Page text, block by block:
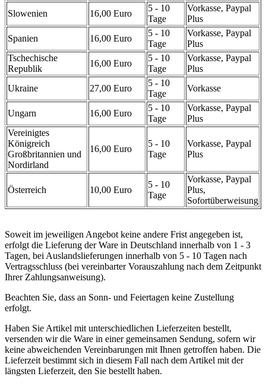
Slowenien
16,00 Euro
5 - 10
Tage
Vorkasse, Paypal
Plus
Spanien
16,00 Euro
5 - 10
Tage
Vorkasse, Paypal
Plus
Tschechische
Republik
16,00 Euro
5 - 10
Tage
Vorkasse, Paypal
Plus
Ukraine
27,00 Euro
5 - 10
Tage
Vorkasse
Ungarn 16,00 Euro
5 - 10
Tage
Vorkasse, Paypal
Plus
Vereinigtes
Königreich
Großbritannien und
Nordirland
16,00 Euro
5 - 10
Tage
Vorkasse, Paypal
Plus
Österreich 10,00 Euro
5 - 10
Tage
Vorkasse, Paypal
Plus,
Sofortüberweisung
Soweit im jeweiligen Angebot keine andere Frist angegeben ist,
erfolgt die Lieferung der Ware in Deutschland innerhalb von 1 - 3
Tagen, bei Auslandslieferungen innerhalb von 5 - 10 Tagen nach
Vertragsschluss (bei vereinbarter Vorauszahlung nach dem Zeitpunkt
Ihrer Zahlungsanweisung).
Beachten Sie, dass an Sonn- und Feiertagen keine Zustellung
erfolgt.
Haben Sie Artikel mit unterschiedlichen Lieferzeiten bestellt,
versenden wir die Ware in einer gemeinsamen Sendung, sofern wir
keine abweichenden Vereinbarungen mit Ihnen getroffen haben. Die
Lieferzeit bestimmt sich in diesem Fall nach dem Artikel mit der
längsten Lieferzeit, den Sie bestellt haben.